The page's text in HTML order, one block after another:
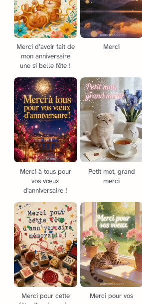
Merci d’avoir fait de
mon anniversaire
une si belle fête !
Merci
Merci à tous pour
vos vœux
d'anniversaire !
Petit mot, grand
merci
Merci pour cette
Merci pour vos